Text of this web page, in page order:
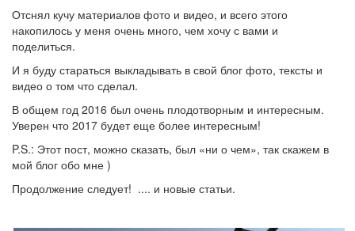
Отснял кучу материалов фото и видео, и всего этого
накопилось у меня очень много, чем хочу с вами и
поделиться.
И я буду стараться выкладывать в свой блог фото, тексты и
видео о том что сделал.
В общем год 2016 был очень плодотворным и интересным.
Уверен что 2017 будет еще более интересным!
P.S.: Этот пост, можно сказать, был «ни о чем», так скажем в
мой блог обо мне )
Продолжение следует! .... и новые статьи.